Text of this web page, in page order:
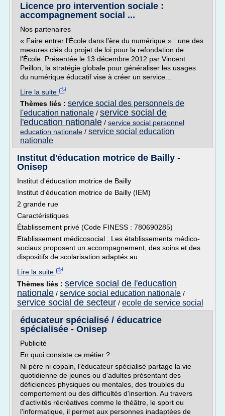
Licence pro intervention sociale :
accompagnement social ...
Nos partenaires
« Faire entrer l'École dans l'ère du numérique » : une des
mesures clés du projet de loi pour la refondation de
l'École. Présentée le 13 décembre 2012 par Vincent
Peillon, la stratégie globale pour généraliser les usages
du numérique éducatif vise à créer un service...
Lire la suite
Thèmes liés : service social des personnels de
l'education nationale / service social de
l'education nationale / service social personnel
education nationale / service social education
nationale
Institut d'éducation motrice de Bailly -
Onisep
Institut d'éducation motrice de Bailly
Institut d'éducation motrice de Bailly (IEM)
2 grande rue
Caractéristiques
Établissement privé (Code FINESS : 780690285)
Etablissement médicosocial : Les établissements médico-
sociaux proposent un accompagnement, des soins et des
dispositifs de scolarisation adaptés au...
Lire la suite
Thèmes liés : service social de l'education
nationale / service social education nationale /
service social de secteur / ecole de service social
éducateur spécialisé / éducatrice
spécialisée - Onisep
Publicité
En quoi consiste ce métier ?
Ni père ni copain, l'éducateur spécialisé partage la vie
quotidienne de jeunes ou d'adultes présentant des
déficiences physiques ou mentales, des troubles du
comportement ou des difficultés d'insertion. Au travers
d'activités récréatives comme le théâtre, le sport ou
l'informatique, il permet aux personnes inadaptées de